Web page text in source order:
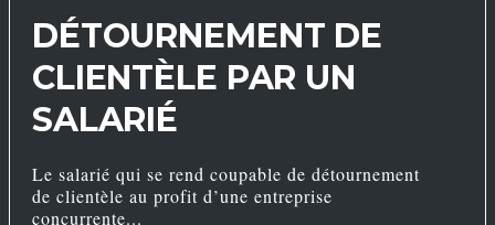
DÉTOURNEMENT DE
CLIENTÈLE PAR UN
SALARIÉ
Le salarié qui se rend coupable de détournement
de clientèle au profit d’une entreprise
concurrente